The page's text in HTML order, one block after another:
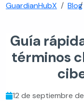
GuardianHubX Blog
Guía
términos
12 de septiembre